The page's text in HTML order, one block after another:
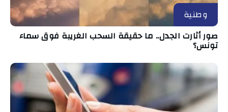
وطنية
صور أثارت الجدل.. ما حقيقة السحب الغريبة فوق سماء
تونس؟